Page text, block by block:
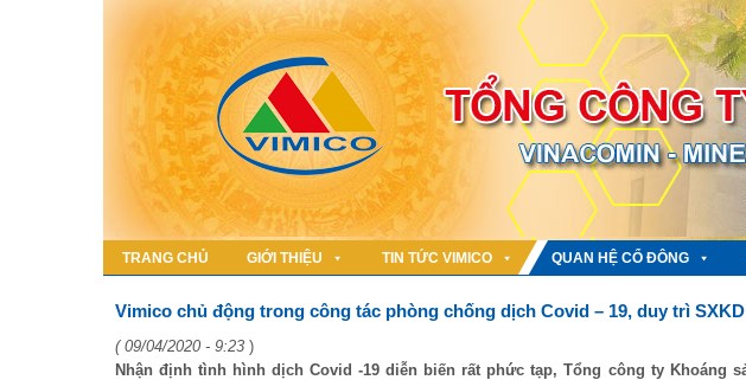
TRANG CHỦ GIỚI THIỆU TIN TỨC VIMICO QUAN HỆ CỔ ĐÔNG
Vimico chủ động trong công tác phòng chống dịch Covid – 19, duy trì
( 09/04/2020 - 9:23 )
Nhận định tình hình dịch Covid -19 diễn biến rất phức tạp, Tổng công ty Khoáng